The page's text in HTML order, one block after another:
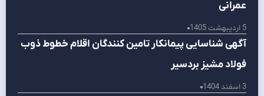
عمرانی
آگهی شناسایی پیمانکار تامين كنندگان اقلام خطوط ذوب
فولاد مشيز بردسير